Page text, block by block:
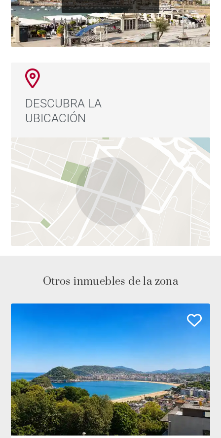
DESCUBRA LA
UBICACIÓN
Otros inmuebles de la zona